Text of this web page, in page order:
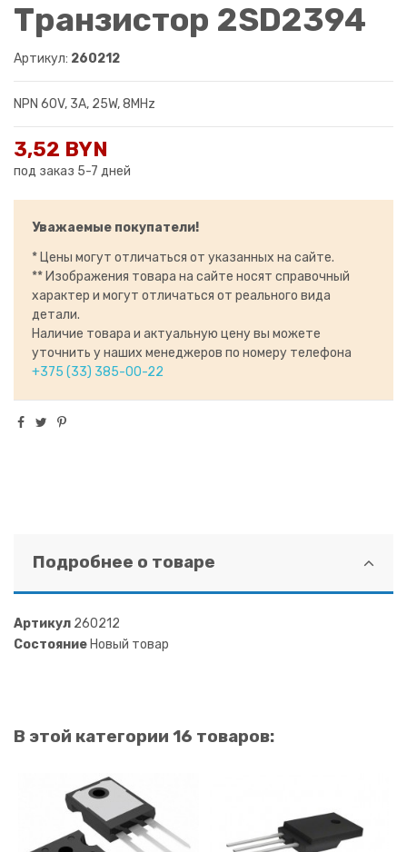
Транзистор 2SD2394
Артикул: 260212
NPN 60V, 3A, 25W, 8MHz
3,52 BYN
под заказ 5-7 дней
Уважаемые покупатели!
* Цены могут отличаться от указанных на сайте.
** Изображения товара на сайте носят справочный
характер и могут отличаться от реального вида
детали.
Наличие товара и актуальную цену вы можете
уточнить у наших менеджеров по номеру телефона
+375 (33) 385-00-22
Подробнее о товаре
Артикул 260212
СостояниеНовый товар
В этой категории 16 товаров: